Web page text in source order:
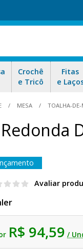
Crochê
e Tricô
Fitas
e
MESA TOALHA-DE-
Avaliar
R$ 94,59 /